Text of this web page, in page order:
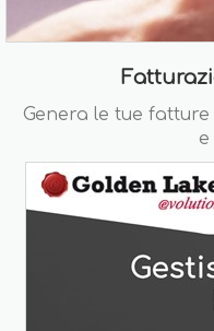
Genera le tue
e